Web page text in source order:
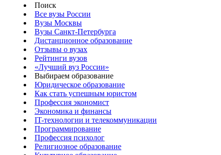
Поиск
Все вузы России
Вузы Москвы
Вузы Санкт-Петербурга
Дистанционное образование
Отзывы о вузах
Рейтинги вузов
«Лучший вуз России»
Выбираем образование
Юридическое образование
Как стать успешным юристом
Профессия экономист
Экономика и финансы
IT-технологии и телекоммуникации
Программирование
Профессия психолог
Религиозное образование